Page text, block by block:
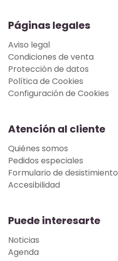
Páginas legales
Aviso legal
Condiciones de venta
Protección de datos
Política de Cookies
Configuración de Cookies
Atención al cliente
Quiénes somos
Pedidos especiales
Formulario de desistimiento
Accesibilidad
Puede interesarte
Noticias
Agenda